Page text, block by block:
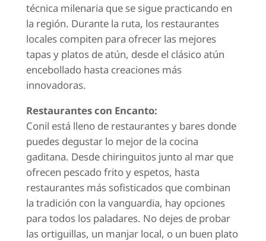
técnica milenaria que se sigue practicando en
la región. Durante la ruta, los restaurantes
locales compiten para ofrecer las mejores
tapas y platos de atún, desde el clásico atún
encebollado hasta creaciones más
innovadoras.
Restaurantes con Encanto:
Conil está lleno de restaurantes y bares donde
puedes degustar lo mejor de la cocina
gaditana. Desde chiringuitos junto al mar que
ofrecen pescado frito y espetos, hasta
restaurantes más sofisticados que combinan
la tradición con la vanguardia, hay opciones
para todos los paladares. No dejes de probar
las ortiguillas, un manjar local, o un buen plato